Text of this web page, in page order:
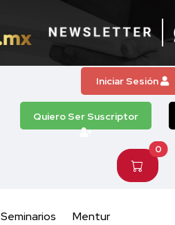
Iniciar Sesión
Quiero Ser Suscriptor
0
Seminarios Mentur